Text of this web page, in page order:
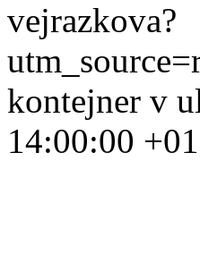
vejrazkova?
kontejner v
14:00:00